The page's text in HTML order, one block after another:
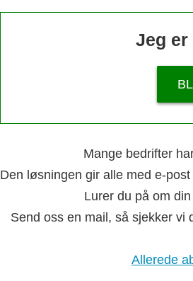
Jeg er
Mange bedrifter
Den løsningen gir alle med e-
Lurer du på om
Send oss en mail, så sjekker vi
Allerede